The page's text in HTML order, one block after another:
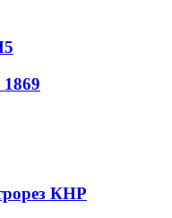
КНР